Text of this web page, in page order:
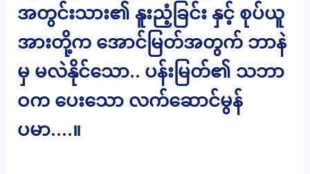
အတွင်းသား၏ နူးညံ့ခြင်း နှင့် စုပ်ယူ
အားတို့က အောင်မြတ်အတွက် ဘာနဲ
မှ မလဲနိုင်သော.. ပန်းမြတ်၏ သဘာ
ဝက ပေးသော လက်ဆောင်မွန်
ပမာ….။